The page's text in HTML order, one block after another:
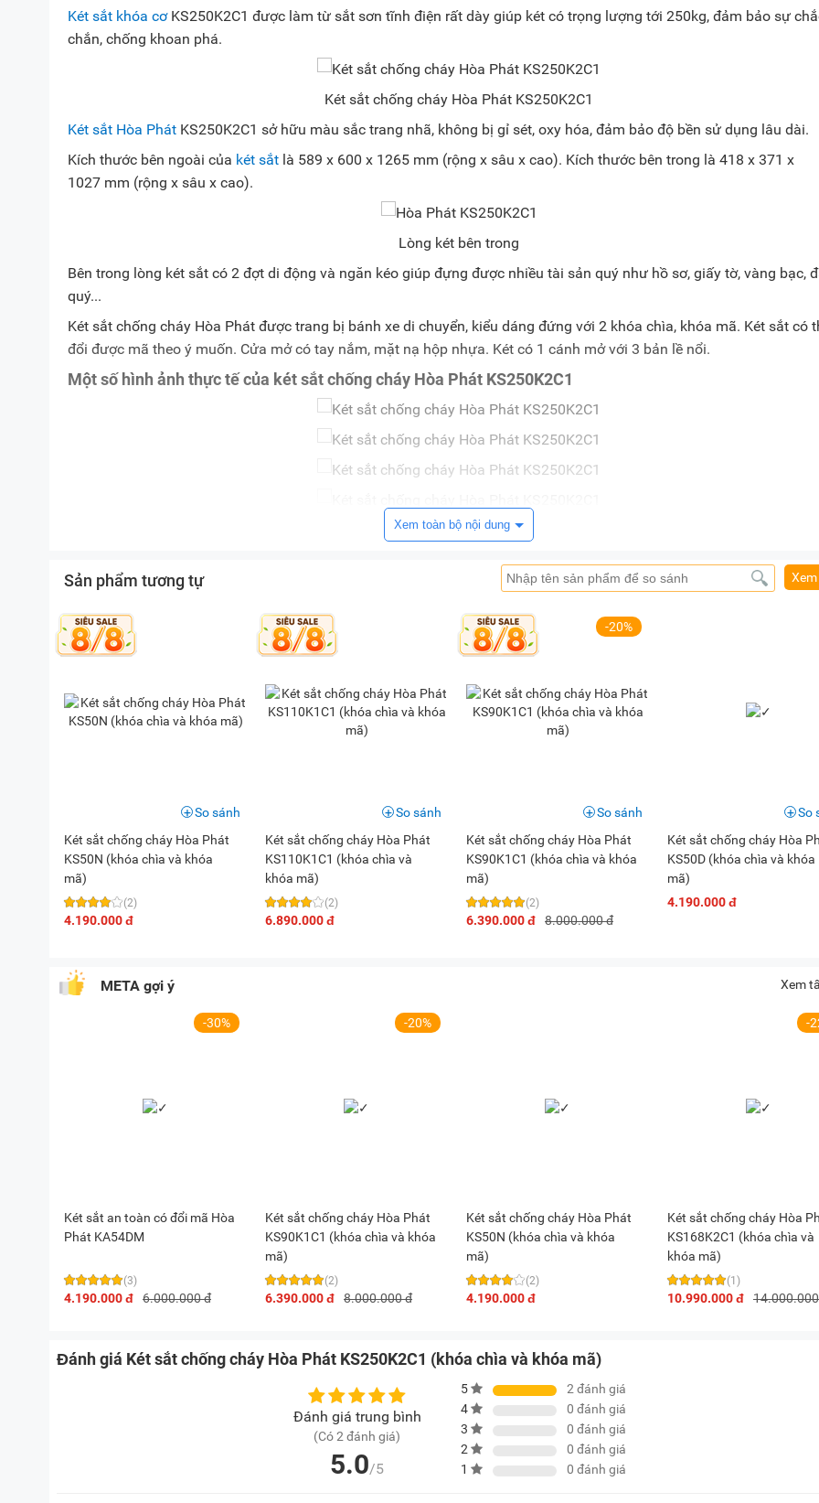
Két sắt khóa cơKS250K2C1 được làm từ sắt sơn tĩnh điện rất dày giúp két có trọng lượng tới 250kg, đảm bảo sự
chắn, chống khoan phá.
Két sắt chống cháy Hòa Phát KS250K2C1
Két sắt Hòa Phát KS250K2C1 sở hữu màu sắc trang nhã, không bị gỉ sét, oxy hóa, đảm bảo độ bền sử dụng lâu dài.
Kích thước bên ngoài của két sắt là 589 x 600 x 1265 mm (rộng x sâu x cao). Kích thước bên trong là 418 x 371 x
1027 mm (rộng x sâu x cao).
Lòng két bên trong
Bên trong lòng két sắt có 2 đợt di động và ngăn kéo giúp đựng được nhiều tài sản quý như hồ sơ, giấy tờ, vàng bạc,
quý...
Két sắt chống cháy Hòa Phát được trang bị bánh xe di chuyển, kiểu dáng đứng với 2 khóa chìa, khóa mã. Két sắt có
đổi được mã theo ý muốn. Cửa mở có tay nắm, mặt nạ hộp nhựa. Két có 1 cánh mở với 3 bản lề nổi.
Một số hình ảnh thực tế của két sắt chống cháy Hòa Phát KS250K2C1
Hình ảnh sản phẩm chỉ có tính chất minh họa, chi tiết sản phẩm, màu sắc có thể thay đổi tùy theo sản phẩm
Xem toàn bộ nội dung
Sản phẩm tương tự
Két sắt chống cháy Hòa Phát
KS50N (khóa chìa và khóa
mã)
(2)
4.190.000 đ
So sánh
Két sắt chống cháy Hòa Phát
KS110K1C1 (khóa chìa và
khóa mã)
(2)
6.890.000 đ
So sánh
-20%
Két sắt chống cháy Hòa Phát
KS90K1C1 (khóa chìa và khóa
mã)
(2)
6.390.000 đ 8.000.000 đ
So sánh
Két sắt chống cháy Hòa
KS50D (khóa chìa và khóa
mã)
4.190.000 đ
So
META gợi ý Xem
-30%
Két sắt an toàn có đổi mã Hòa
Phát KA54DM
(3)
4.190.000 đ 6.000.000 đ
-20%
Két sắt chống cháy Hòa Phát
KS90K1C1 (khóa chìa và khóa
mã)
(2)
6.390.000 đ 8.000.000 đ
Két sắt chống cháy Hòa Phát
KS50N (khóa chìa và khóa
mã)
(2)
4.190.000 đ
-
Két sắt chống cháy Hòa
KS168K2C1 (khóa chìa và
khóa mã)
(1)
10.990.000 đ
Đánh giá Két sắt chống cháy Hòa Phát KS250K2C1 (khóa chìa và khóa mã)
Đánh giá trung bình
(Có 2 đánh giá)
5.0/5
5 2đánh giá
4
0 đánh giá
3
0 đánh giá
2
0 đánh giá
1
0 đánh giá